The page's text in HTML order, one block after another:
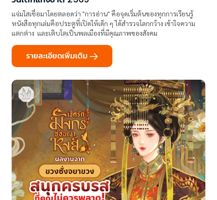
แจ่มใสเชื่อมาโดยตลอดว่า "การอ่าน" คือจุดเริ่มต้นของทุกการเรียนรู้
หนังสือทุกเล่มคือประตูที่เปิดให้เด็ก ๆ ได้สำรวจโลกกว้าง เข้าใจความ
แตกต่าง และเติบโตเป็นพลเมืองที่มีคุณภาพของสังคม
รายละเอียดเพิ่มเติม